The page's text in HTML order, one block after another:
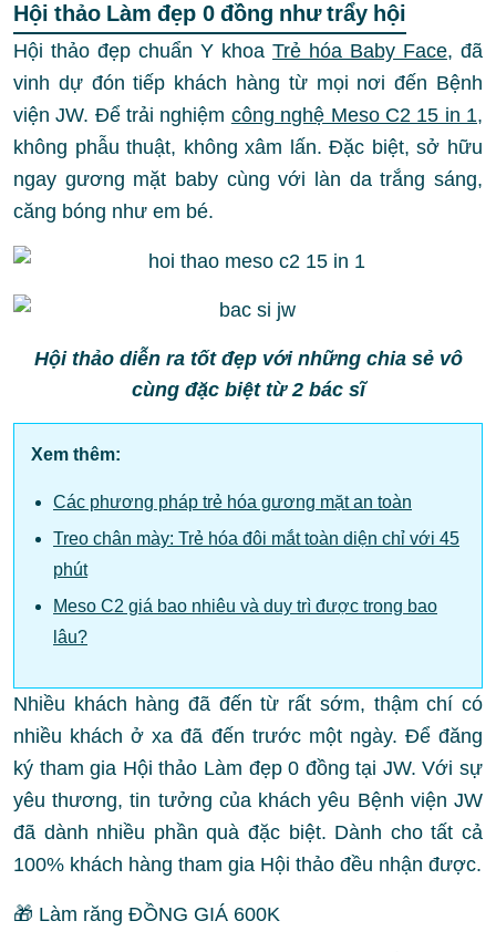
Hội thảo Làm đẹp 0 đồng như trẩy hội
Hội thảo đẹp chuẩn Y khoa Trẻ hóa Baby Face, đã
vinh dự đón tiếp khách hàng từ mọi nơi đến Bệnh
viện JW. Để trải nghiệm công nghệ Meso C2 15 in 1,
không phẫu thuật, không xâm lấn. Đặc biệt, sở hữu
ngay gương mặt baby cùng với làn da trắng sáng,
căng bóng như em bé.
Hội thảo diễn ra tốt đẹp với những chia sẻ vô
cùng đặc biệt từ 2 bác sĩ
Xem thêm:
Các phương pháp trẻ hóa gương mặt an toàn
Treo chân mày: Trẻ hóa đôi mắt toàn diện chỉ với 45
phút
Meso C2 giá bao nhiêu và duy trì được trong bao
lâu?
Nhiều khách hàng đã đến từ rất sớm, thậm chí có
nhiều khách ở xa đã đến trước một ngày. Để đăng
ký tham gia Hội thảo Làm đẹp 0 đồng tại JW. Với sự
yêu thương, tin tưởng của khách yêu Bệnh viện JW
đã dành nhiều phần quà đặc biệt. Dành cho tất cả
100% khách hàng tham gia Hội thảo đều nhận được.
🎁 Làm răng ĐỒNG GIÁ 600K